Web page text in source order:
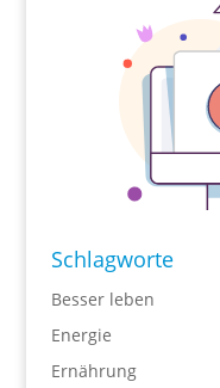
Schlagworte
Besser leben
Energie
Ernährung